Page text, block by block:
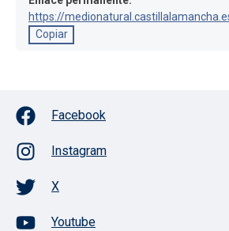
https://
Copiar
Facebook
Instagram
X
Youtube